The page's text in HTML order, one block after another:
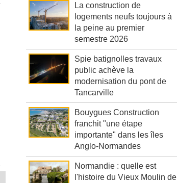
La construction de
logements neufs toujours à
la peine au premier
semestre 2026
Spie batignolles travaux
public achève la
modernisation du pont de
Tancarville
Bouygues Construction
franchit "une étape
importante" dans les îles
Anglo-Normandes
Normandie : quelle est
l'histoire du Vieux Moulin de